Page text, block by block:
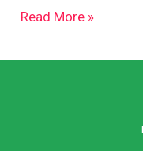
Read More »